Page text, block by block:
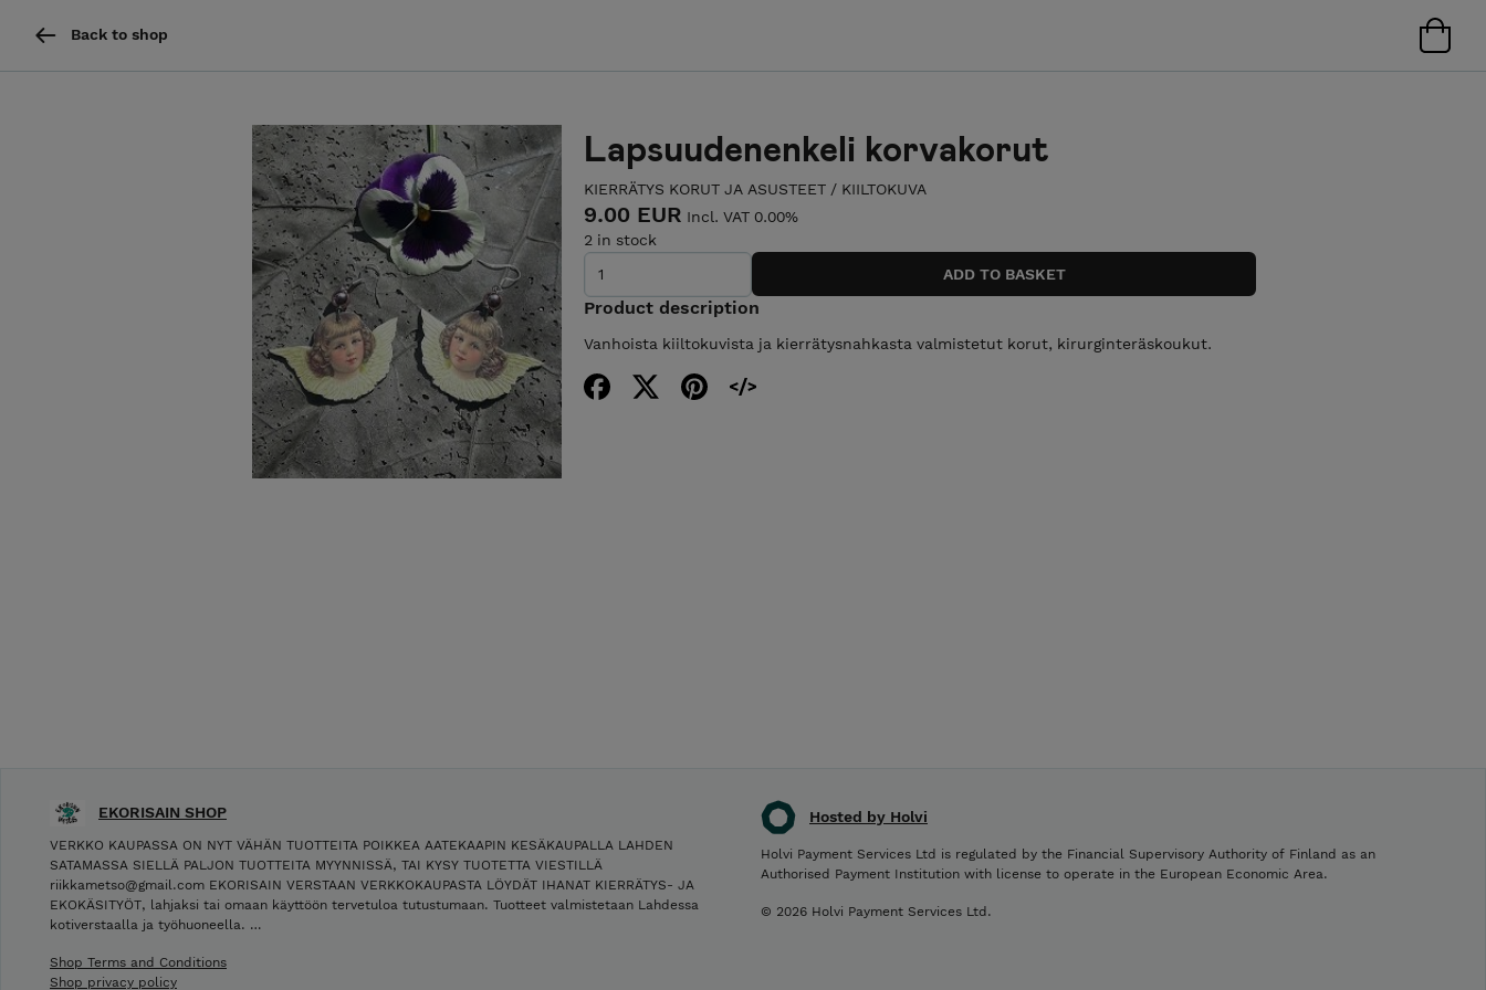
Back to shop
Lapsuudenenkeli korvakorut
KIERRÄTYS KORUT JA ASUSTEET / KIILTOKUVA
9.00 EUR Incl. VAT 0.00%
2 in stock
Product description
Vanhoista kiiltokuvista ja kierrätysnahkasta valmistetut korut, kirurginteräskoukut.
Hosted by Holvi
Holvi Payment Services Ltd is regulated by the Financial Supervisory Authority of Finland as an
Authorised Payment Institution with license to operate in the European Economic Area.
© 2026 Holvi Payment Services Ltd.
EKORISAIN SHOP
VERKKO KAUPASSA ON NYT VÄHÄN TUOTTEITA POIKKEA AATEKAAPIN KESÄKAUPALLA LAHDEN
SATAMASSA SIELLÄ PALJON TUOTTEITA MYYNNISSÄ, TAI KYSY TUOTETTA VIESTILLÄ
riikkametso@gmail.com EKORISAIN VERSTAAN VERKKOKAUPASTA LÖYDÄT IHANAT KIERRÄTYS- JA
EKOKÄSITYÖT, lahjaksi tai omaan käyttöön tervetuloa tutustumaan. Tuotteet valmistetaan Lahdessa
kotiverstaalla ja työhuoneella. …
Shop Terms and Conditions
Shop privacy policy